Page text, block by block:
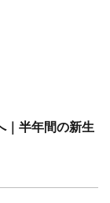
半年間の新生